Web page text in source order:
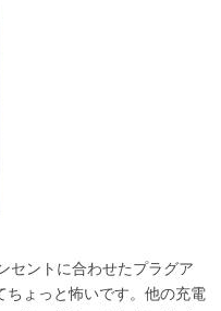
セントに合わせたプラグア
ちょっと怖いです。他の充電